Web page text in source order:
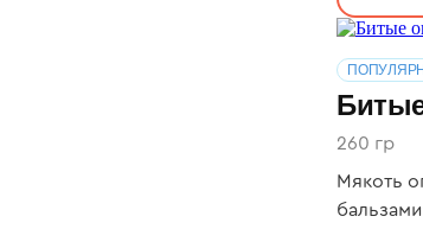
260 гр
Мякоть